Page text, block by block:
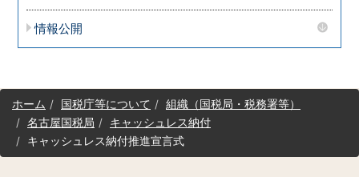
情報公開
サ
イホーム 国税庁等について
組織（国税局・税務署等）
名古屋国税局
キャッシュレス納付
キャッシュレス納付推進宣言式